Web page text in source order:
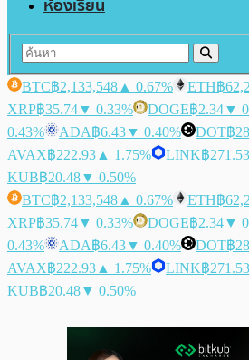
ห้องเรียน
BTC฿2,133,548 ▲ 0.67% ETH฿
XRP฿35.74▼ 0.33% DOGE฿2.34▼
0.43%
ADA฿6.43▼ 0.40% DOT฿
AVAX฿222.93 ▲ 1.75% LINK฿271.53
KUB฿20.48▼ 0.50%
BTC฿2,133,548 ▲ 0.67% ETH฿
XRP฿35.74▼ 0.33% DOGE฿2.34▼
0.43%
ADA฿6.43▼ 0.40% DOT฿
AVAX฿222.93 ▲ 1.75% LINK฿271.53
KUB฿20.48▼ 0.50%